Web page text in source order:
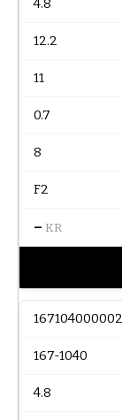
4.8
12.2
11
0.7
8
F2
– KR
167104000002
167-1040
4.8